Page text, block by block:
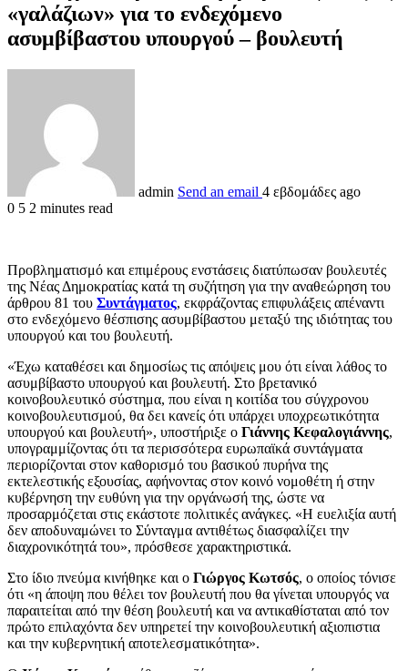
«γαλάζιων» για το ενδεχόμενο
ασυμβίβαστου υπουργού – βουλευτή
admin Send an email 4 εβδομάδες ago
0 5 2 minutes read
Προβληματισμό και επιμέρους ενστάσεις διατύπωσαν βουλευτές
της Νέας Δημοκρατίας κατά τη συζήτηση για την αναθεώρηση του
άρθρου 81 του Συντάγματος, εκφράζοντας επιφυλάξεις απέναντι
στο ενδεχόμενο θέσπισης ασυμβίβαστου μεταξύ της ιδιότητας του
υπουργού και του βουλευτή.
«Έχω καταθέσει και δημοσίως τις απόψεις μου ότι είναι λάθος το
ασυμβίβαστο υπουργού και βουλευτή. Στο βρετανικό
κοινοβουλευτικό σύστημα, που είναι η κοιτίδα του σύγχρονου
κοινοβουλευτισμού, θα δει κανείς ότι υπάρχει υποχρεωτικότητα
υπουργού και βουλευτή», υποστήριξε ο Γιάννης Κεφαλογιάννης,
υπογραμμίζοντας ότι τα περισσότερα ευρωπαϊκά συντάγματα
περιορίζονται στον καθορισμό του βασικού πυρήνα της
εκτελεστικής εξουσίας, αφήνοντας στον κοινό νομοθέτη ή στην
κυβέρνηση την ευθύνη για την οργάνωσή της, ώστε να
προσαρμόζεται στις εκάστοτε πολιτικές ανάγκες. «Η ευελιξία αυτή
δεν αποδυναμώνει το Σύνταγμα αντιθέτως διασφαλίζει την
διαχρονικότητά του», πρόσθεσε χαρακτηριστικά.
Στο ίδιο πνεύμα κινήθηκε και ο Γιώργος Κωτσός, ο οποίος τόνισε
ότι «η άποψη που θέλει τον βουλευτή που θα γίνεται υπουργός να
παραιτείται από την θέση βουλευτή και να αντικαθίσταται από τον
πρώτο επιλαχόντα δεν υπηρετεί την κοινοβουλευτική αξιοπιστια
και την κυβερνητική αποτελεσματικότητα».